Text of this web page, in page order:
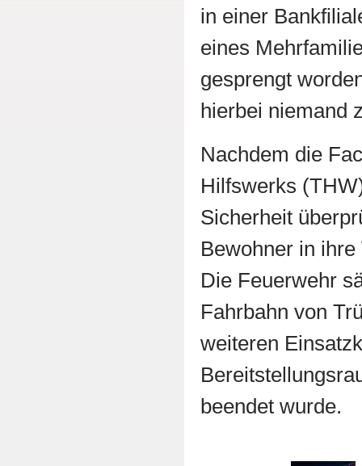
in einer
eines
gesprengt
hierbei niemand
Nachdem die
Hilfswerks
Sicherheit
Bewohner in
Die Feuerwehr
Fahrbahn von
weiteren
beendet wurde.